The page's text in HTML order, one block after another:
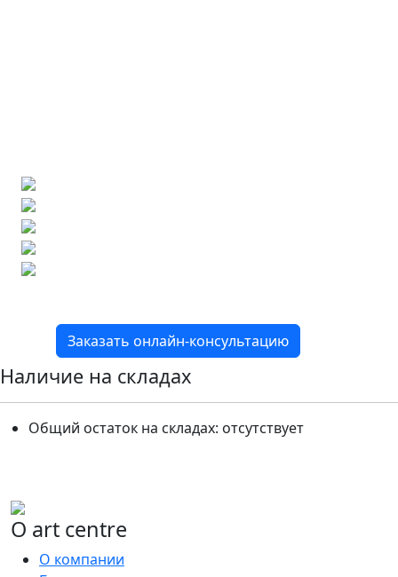
Заказать онлайн-консультацию
Наличие на складах
Общий остаток на складах: отсутствует
О art centre
О компании